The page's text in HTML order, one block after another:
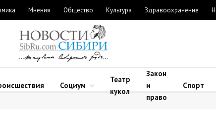
Мнения Общество Культура Здравоохранение
Социум
Театр
кукол
Закон
и
право
Спорт